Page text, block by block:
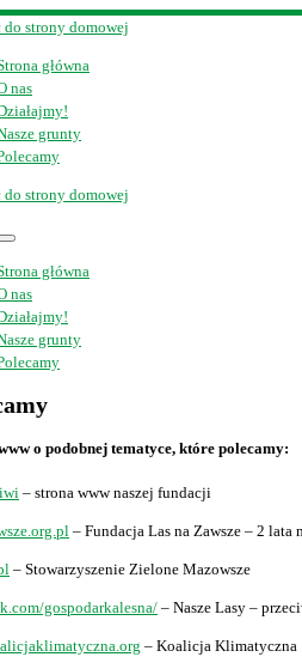
główna
nas
grunty
Menu
główna
nas
grunty
o podobnej tematyce, które polecamy:
– strona www naszej fundacji
– Fundacja Las na Zawsze – 2
– Stowarzyszenie Zielone Mazowsze
gospodarkalesna/ – Nasze Lasy –
– Koalicja Klimatyczna